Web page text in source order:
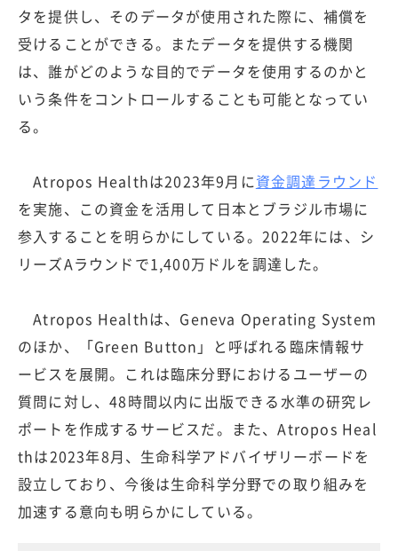
タを提供し、そのデータが使用された際に、補償を
受けることができる。またデータを提供する機関
は、誰がどのような目的でデータを使用するのかと
いう条件をコントロールすることも可能となってい
る。
Atropos Healthは2023年9月に資金調達ラウンド
を実施、この資金を活用して日本とブラジル市場に
参入することを明らかにしている。2022年には、シ
リーズAラウンドで1,400万ドルを調達した。
Atropos Healthは、Geneva Operating System
のほか、「Green Button」と呼ばれる臨床情報サ
ービスを展開。これは臨床分野におけるユーザーの
質問に対し、48時間以内に出版できる水準の研究レ
ポートを作成するサービスだ。また、Atropos Heal
thは2023年8月、生命科学アドバイザリーボードを
設立しており、今後は生命科学分野での取り組みを
加速する意向も明らかにしている。